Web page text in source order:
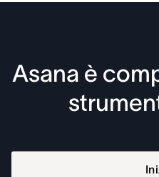
Asana è